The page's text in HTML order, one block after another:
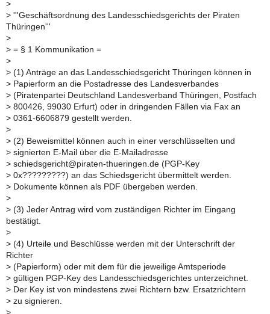
>
> '''Geschäftsordnung des Landesschiedsgerichts der Piraten
Thüringen'''
>
> = § 1 Kommunikation =
>
> (1) Anträge an das Landesschiedsgericht Thüringen können in
> Papierform an die Postadresse des Landesverbandes
> (Piratenpartei Deutschland Landesverband Thüringen, Postfach
> 800426, 99030 Erfurt) oder in dringenden Fällen via Fax an
> 0361-6606879 gestellt werden.
>
> (2) Beweismittel können auch in einer verschlüsselten und
> signierten E-Mail über die E-Mailadresse
> schiedsgericht@piraten-thueringen.de (PGP-Key
> 0x?????????) an das Schiedsgericht übermittelt werden.
> Dokumente können als PDF übergeben werden.
>
> (3) Jeder Antrag wird vom zuständigen Richter im Eingang
bestätigt.
>
> (4) Urteile und Beschlüsse werden mit der Unterschrift der
Richter
> (Papierform) oder mit dem für die jeweilige Amtsperiode
> gültigen PGP-Key des Landesschiedsgerichtes unterzeichnet.
> Der Key ist von mindestens zwei Richtern bzw. Ersatzrichtern
> zu signieren.